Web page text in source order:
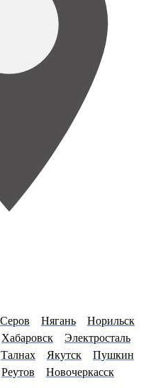
Серов Нягань
Норильск
Хабаровск
Электросталь
Талнах Якутск
Пушкин
Реутов
Новочеркасск